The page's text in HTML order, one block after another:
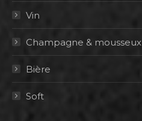
Vin
Champagne & mousseux
Bière
Soft